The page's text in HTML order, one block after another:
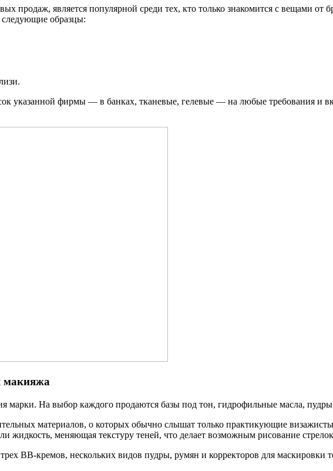
продаж, является популярной среди тех, кто только знакомится с вещами от
следующие образцы:
указанной фирмы — в банках, тканевые, гелевые — на любые требования и
макияжа
марки. На выбор каждого продаются базы под тон, гидрофильные масла,
материалов, о которых обычно слышат только практикующие
жидкость, меняющая текстуру теней, что делает возможным рисование
BB-кремов, нескольких видов пудры, румян и корректоров для маскировки